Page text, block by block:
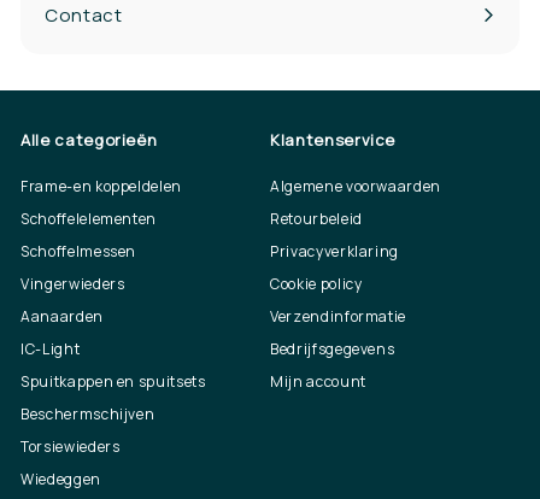
Contact
Alle categorieën
Frame-en koppeldelen
Schoffelelementen
Schoffelmessen
Vingerwieders
Aanaarden
IC-Light
Spuitkappen en spuitsets
Beschermschijven
Torsiewieders
Wiedeggen
Klantenservice
Algemene voorwaarden
Retourbeleid
Privacyverklaring
Cookie policy
Verzendinformatie
Bedrijfsgegevens
Mijn account